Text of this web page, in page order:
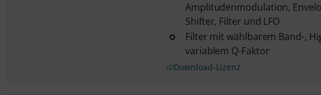
Amplitudenmodulation,
Shifter, Filter und LFO
Filter mit wählbarem Band-,
variablem Q-Faktor
Download-Lizenz